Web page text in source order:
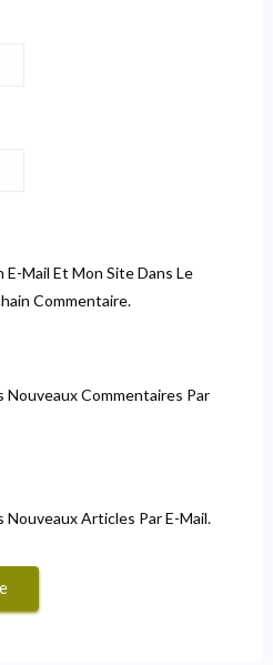
Mail Et Mon Site Dans Le
Commentaire.
Nouveaux Commentaires Par
Nouveaux Articles Par E-Mail.